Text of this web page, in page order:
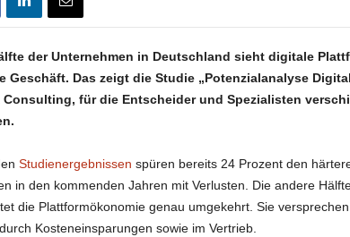
der Unternehmen in Deutschland sieht digitale
Geschäft. Das zeigt die Studie „Potenzialanalyse
Consulting, für die Entscheider und Spezialisten
Studienergebnissen spüren bereits 24 Prozent den
in den kommenden Jahren mit Verlusten. Die andere
die Plattformökonomie genau umgekehrt. Sie
Kosteneinsparungen sowie im Vertrieb.